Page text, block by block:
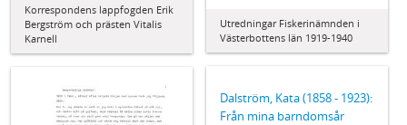
Korrespondens lappfogden Erik
Bergström och prästen Vitalis
Karnell
Utredningar Fiskerinämnden i
Västerbottens län 1919-1940
Dalström, Kata (1858 - 1923):
Från mina barndomsår